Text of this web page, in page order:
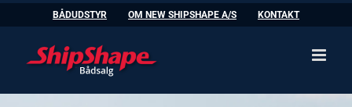
to
BÅDUDSTYR OM NEW SHIPSHAPE A/S KONTAKT